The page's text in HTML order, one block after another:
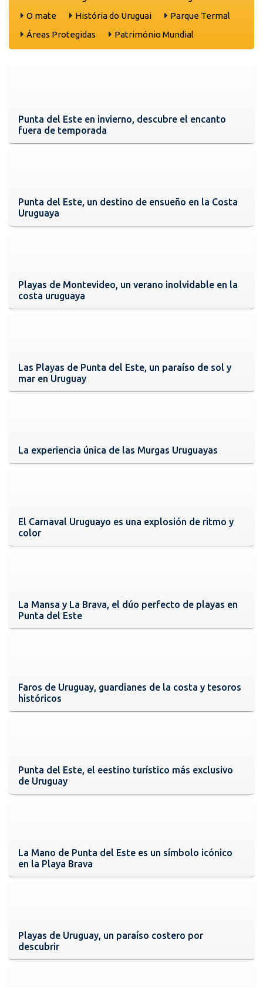
O mate
História do Uruguai
Parque Termal
Áreas Protegidas
Património Mundial
Punta del Este en invierno, descubre el encanto
fuera de temporada
Punta del Este, un destino de ensueño en la Costa
Uruguaya
Playas de Montevideo, un verano inolvidable en la
costa uruguaya
Las Playas de Punta del Este, un paraíso de sol y
mar en Uruguay
La experiencia única de las Murgas Uruguayas
El Carnaval Uruguayo es una explosión de ritmo y
color
La Mansa y La Brava, el dúo perfecto de playas en
Punta del Este
Faros de Uruguay, guardianes de la costa y tesoros
históricos
Punta del Este, el eestino turístico más exclusivo
de Uruguay
La Mano de Punta del Este es un símbolo icónico
en la Playa Brava
Playas de Uruguay, un paraíso costero por
descubrir